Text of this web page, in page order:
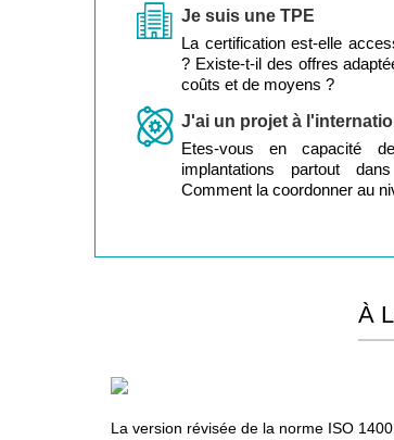
Je suis une TPE
La certification est-elle
? Existe-t-il des offres
coûts et de moyens ?
J'ai un projet à
Etes-vous en capacité
implantations partout
Comment la coordonner au
À
La version révisée de la norme ISO